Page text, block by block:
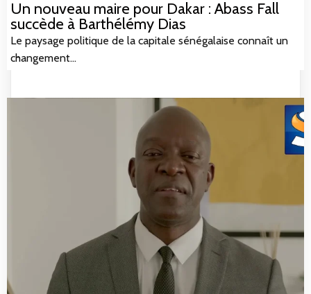
Un nouveau maire pour Dakar : Abass Fall
succède à Barthélémy Dias
Le paysage politique de la capitale sénégalaise connaît un
changement…